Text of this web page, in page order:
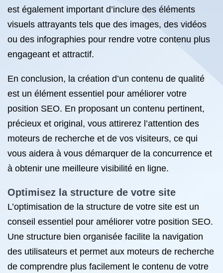
est également important d’inclure des éléments
visuels attrayants tels que des images, des vidéos
ou des infographies pour rendre votre contenu plus
engageant et attractif.
En conclusion, la création d’un contenu de qualité
est un élément essentiel pour améliorer votre
position SEO. En proposant un contenu pertinent,
précieux et original, vous attirerez l’attention des
moteurs de recherche et de vos visiteurs, ce qui
vous aidera à vous démarquer de la concurrence et
à obtenir une meilleure visibilité en ligne.
Optimisez la structure de votre site
L’optimisation de la structure de votre site est un
conseil essentiel pour améliorer votre position SEO.
Une structure bien organisée facilite la navigation
des utilisateurs et permet aux moteurs de recherche
de comprendre plus facilement le contenu de votre